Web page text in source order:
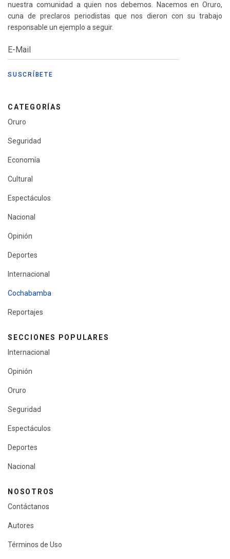
nuestra comunidad a quien nos debemos. Nacemos en Oruro,
cuna de preclaros periodistas que nos dieron con su trabajo
responsable un ejemplo a seguir.
CATEGORÍAS
Oruro
Seguridad
Economía
Cultural
Espectáculos
Nacional
Opinión
Deportes
Internacional
Cochabamba
Reportajes
SECCIONES POPULARES
Internacional
Opinión
Oruro
Seguridad
Espectáculos
Deportes
Nacional
NOSOTROS
Contáctanos
Autores
Términos de Uso